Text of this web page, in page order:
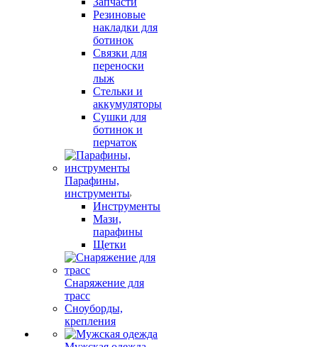
Резиновые
накладки для
ботинок
Связки для
переноски
лыж
Стельки и
аккумуляторы
Сушки для
ботинок и
перчаток
Парафины,
инструменты
Инструменты
Мази,
парафины
Щетки
Снаряжение для
трасс
Сноуборды,
крепления